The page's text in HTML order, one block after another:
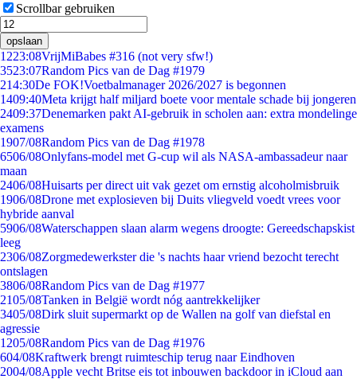
Scrollbar gebruiken
opslaan
1223:08VrijMiBabes #316 (not very sfw!)
3523:07Random Pics van de Dag #1979
214:30De FOK!Voetbalmanager 2026/2027 is begonnen
1409:40Meta krijgt half miljard boete voor mentale schade bij jongeren
2409:37Denemarken pakt AI-gebruik in scholen aan: extra mondelinge
examens
1907/08Random Pics van de Dag #1978
6506/08Onlyfans-model met G-cup wil als NASA-ambassadeur naar
maan
2406/08Huisarts per direct uit vak gezet om ernstig alcoholmisbruik
1906/08Drone met explosieven bij Duits vliegveld voedt vrees voor
hybride aanval
5906/08Waterschappen slaan alarm wegens droogte: Gereedschapskist
leeg
2306/08Zorgmedewerkster die 's nachts haar vriend bezocht terecht
ontslagen
3806/08Random Pics van de Dag #1977
2105/08Tanken in België wordt nóg aantrekkelijker
3405/08Dirk sluit supermarkt op de Wallen na golf van diefstal en
agressie
1205/08Random Pics van de Dag #1976
604/08Kraftwerk brengt ruimteschip terug naar Eindhoven
2004/08Apple vecht Britse eis tot inbouwen backdoor in iCloud aan